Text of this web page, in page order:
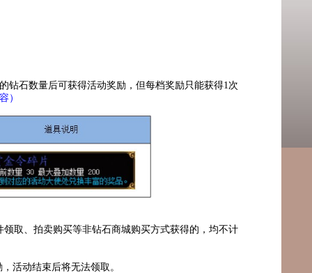
钻石数量后可获得活动奖励，但每档奖励只能获得1次
）
取、拍卖购买等非钻石商城购买方式获得的，均不计
活动结束后将无法领取。